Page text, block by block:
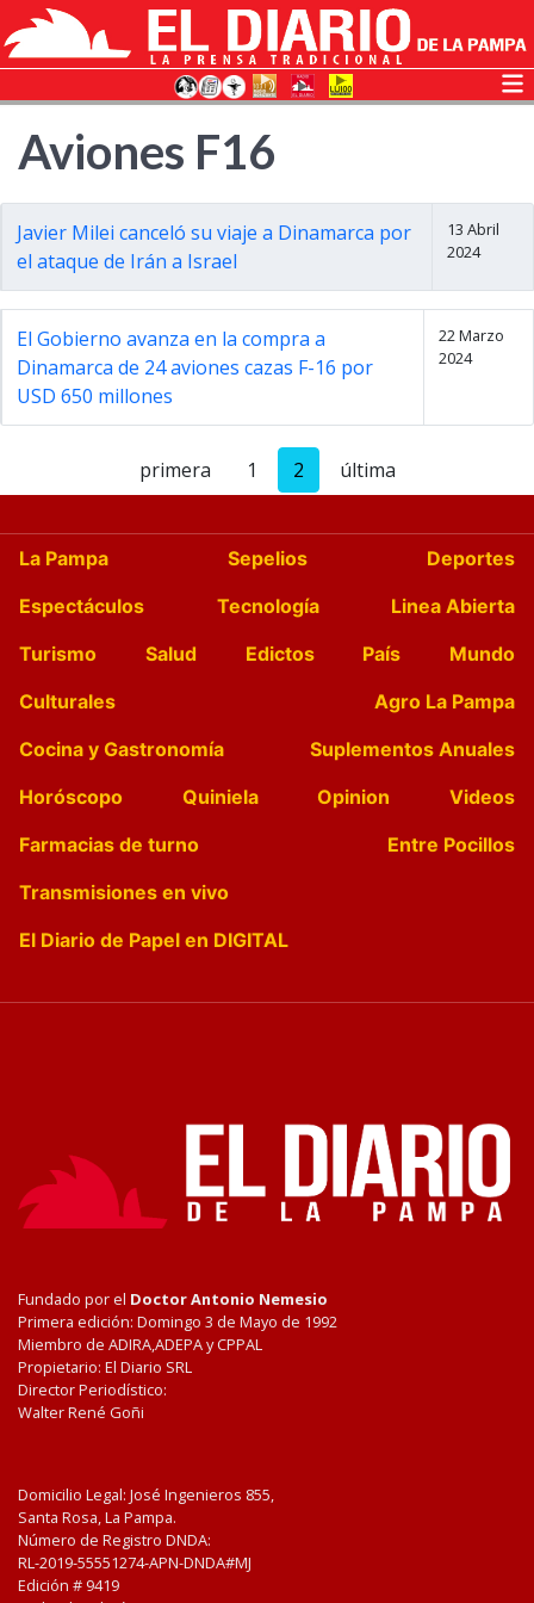
Aviones F16
Javier Milei canceló su viaje a Dinamarca por
el ataque de Irán a Israel
13 Abril
2024
El Gobierno avanza en la compra a
Dinamarca de 24 aviones cazas F-16 por
USD 650 millones
22 Marzo
2024
primera 1 2 última
La Pampa Sepelios
Deportes
Espectáculos
Tecnología
Linea Abierta
Turismo
Salud Edictos País
Mundo
Culturales
Agro La Pampa
Cocina y Gastronomía
Suplementos Anuales
Horóscopo
Quiniela Opinion
Videos
Farmacias de turno
Entre Pocillos
Transmisiones en vivo
El Diario de Papel en DIGITAL
Fundado por el Doctor Antonio Nemesio
Primera edición: Domingo 3 de Mayo de 1992
Miembro de ADIRA,ADEPA y CPPAL
Propietario: El Diario SRL
Director Periodístico:
Walter René Goñi
Domicilio Legal: José Ingenieros 855,
Santa Rosa, La Pampa.
Número de Registro DNDA:
RL-2019-55551274-APN-DNDA#MJ
Edición # 9419